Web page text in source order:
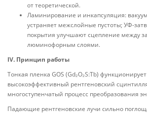
от теоретической.
Ламинирование и инкапсуляция:
устраняет межслойные пустоты; УФ-
покрытия улучшают сцепление между
люминофорным слоями.
IV. Принцип работы
Тонкая пленка GOS (Gd₂O₂S:Tb)
высокоэффективный рентгеновский
многоступенчатый процесс преобразования
Падающие рентгеновские лучи сильно